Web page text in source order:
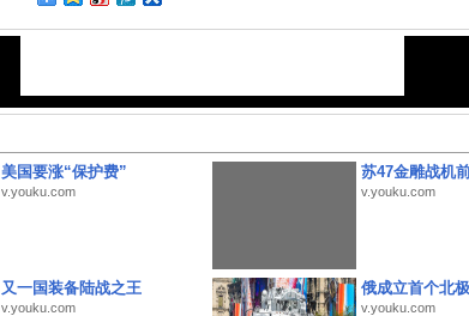
美国要涨“保护费”
v.youku.com
苏47金雕战机
v.youku.com
又一国装备陆战之王
v.youku.com
俄成立首个北
v.youku.com